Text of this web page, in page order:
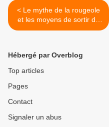
< Le mythe de la rougeole
et les moyens de sortir de
l'obligation vaccinale
Hébergé par Overblog
Top articles
Pages
Contact
Signaler un abus